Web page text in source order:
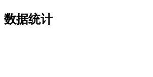
数据统计